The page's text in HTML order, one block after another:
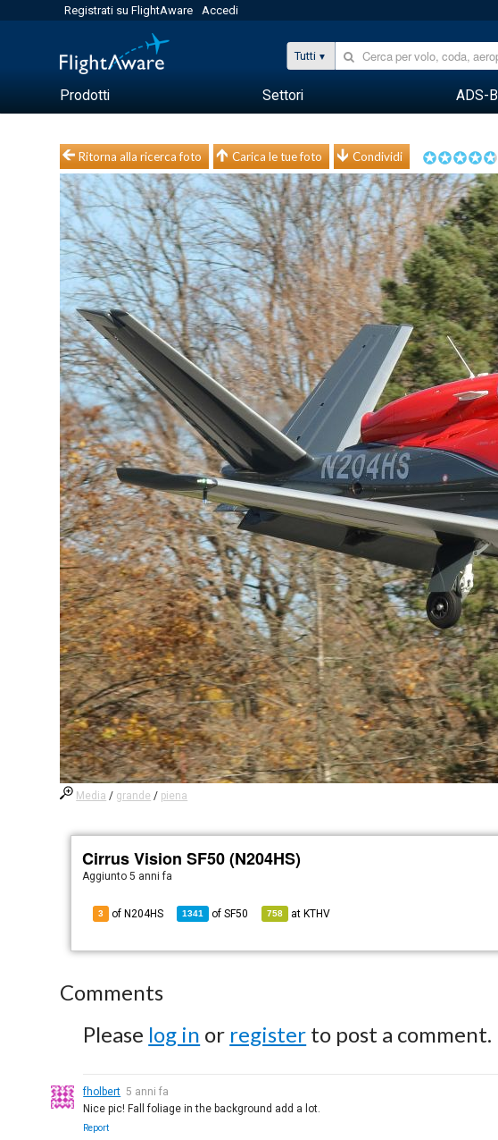
Registrati su FlightAware Accedi
Tutti
Prodotti Settori ADS-B
Ritorna alla ricerca foto Carica le tue foto Condividi
Media / grande / piena
Cirrus Vision SF50 (N204HS)
Aggiunto5 anni fa
3 of N204HS 1341 ofSF50 758 at KTHV
Comments
Please log in or register to post a comment.
fholbert 5 anni fa
Nice pic! Fall foliage in the background add a lot.
Report